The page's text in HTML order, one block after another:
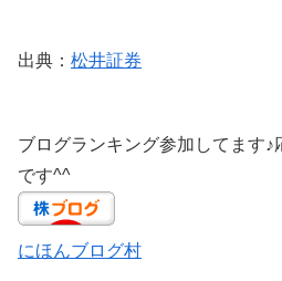
出典： 松井証券
ブログランキング参加してます
です^^
にほんブログ村